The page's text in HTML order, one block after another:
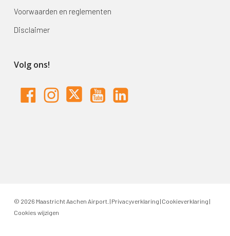
Voorwaarden en reglementen
Disclaimer
Volg ons!
© 2026 Maastricht Aachen Airport. |Privacyverklaring | Cookieverklaring |
Cookies wijzigen